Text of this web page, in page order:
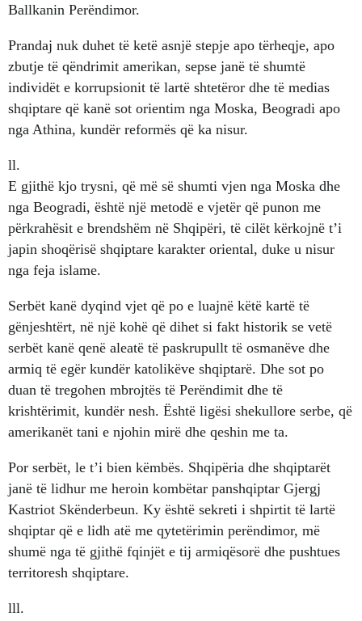
Ballkanin Perëndimor.
Prandaj nuk duhet të ketë asnjë stepje apo tërheqje, apo
zbutje të qëndrimit amerikan, sepse janë të shumtë
individët e korrupsionit të lartë shtetëror dhe të medias
shqiptare që kanë sot orientim nga Moska, Beogradi apo
nga Athina, kundër reformës që ka nisur.
ll.
E gjithë kjo trysni, që më së shumti vjen nga Moska dhe
nga Beogradi, është një metodë e vjetër që punon me
përkrahësit e brendshëm në Shqipëri, të cilët kërkojnë t’i
japin shoqërisë shqiptare karakter oriental, duke u nisur
nga feja islame.
Serbët kanë dyqind vjet që po e luajnë këtë kartë të
gënjeshtërt, në një kohë që dihet si fakt historik se vetë
serbët kanë qenë aleatë të paskrupullt të osmanëve dhe
armiq të egër kundër katolikëve shqiptarë. Dhe sot po
duan të tregohen mbrojtës të Perëndimit dhe të
krishtërimit, kundër nesh. Është ligësi shekullore serbe, që
amerikanët tani e njohin mirë dhe qeshin me ta.
Por serbët, le t’i bien këmbës. Shqipëria dhe shqiptarët
janë të lidhur me heroin kombëtar panshqiptar Gjergj
Kastriot Skënderbeun. Ky është sekreti i shpirtit të lartë
shqiptar që e lidh atë me qytetërimin perëndimor, më
shumë nga të gjithë fqinjët e tij armiqësorë dhe pushtues
territoresh shqiptare.
lll.